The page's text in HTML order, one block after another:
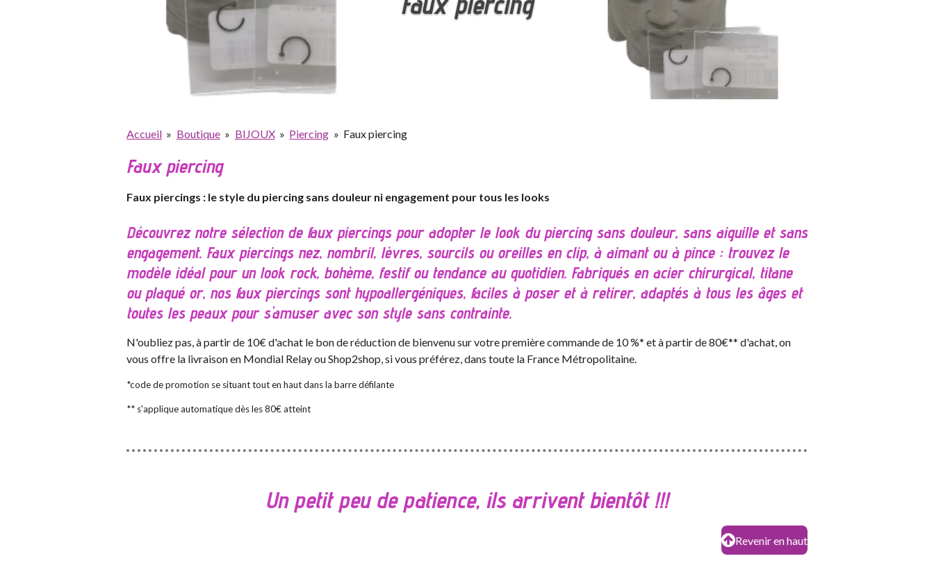
Accueil » Boutique » BIJOUX » Piercing » Faux piercing
Faux piercing
Faux piercings : le style du piercing sans douleur ni engagement pour tous les looks
Découvrez notre sélection de faux piercings pour adopter le look du piercing sans douleur, sans aiguille et sans
engagement. Faux piercings nez, nombril, lèvres, sourcils ou oreilles en clip, à aimant ou à pince : trouvez le
modèle idéal pour un look rock, bohème, festif ou tendance au quotidien. Fabriqués en acier chirurgical, titane
ou plaqué or, nos faux piercings sont hypoallergéniques, faciles à poser et à retirer, adaptés à tous les âges et
toutes les peaux pour s'amuser avec son style sans contrainte.
N'oubliez pas, à partir de 10€ d'achat le bon de réduction de bienvenu sur votre première commande de 10 %* et à partir de 80€** d'achat, on
vous offre la livraison en Mondial Relay ou Shop2shop, si vous préférez, dans toute la France Métropolitaine.
*code de promotion se situant tout en haut dans la barre défilante
** s'applique automatique dès les 80€ atteint
Un petit peu de patience, ils arrivent bientôt !!!
Revenir en haut